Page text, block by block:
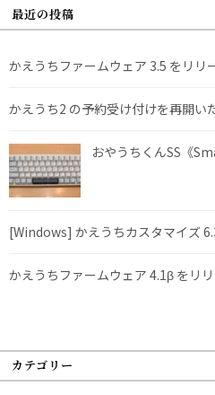
最近の投稿
かえうちファームウェア 3.5 をリリ
かえうち2 の予約受け付けを再開い
おやうちくんSS《
[Windows] かえうちカスタマイズ
かえうちファームウェア 4.1β をリ
カテゴリー